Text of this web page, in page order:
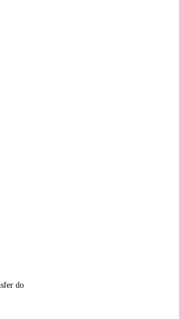
do